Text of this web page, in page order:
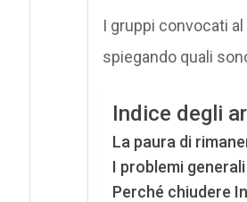
I gruppi convocati
spiegando quali
Indice degli
La paura di
I problemi
Perché chiudere